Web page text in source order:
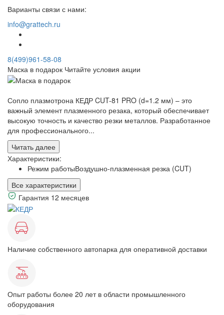
Варианты связи с нами:
info@grattech.ru
8(499)961-58-08
Маска в подарок Читайте условия акции
Сопло плазмотрона КЕДР CUT-81 PRO (d=1.2 мм) – это
важный элемент плазменного резака, который обеспечивает
высокую точность и качество резки металлов. Разработанное
для профессионального...
Читать далее
Характеристики:
Режим работыВоздушно-плазменная резка (CUT)
Все характеристики
Гарантия 12 месяцев
Наличие собственного автопарка для оперативной доставки
Опыт работы более 20 лет в области промышленного
оборудования